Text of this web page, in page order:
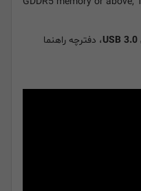
USB 3.0، دفترچه راهنما